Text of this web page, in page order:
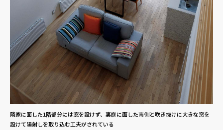
隣家に面した1階部分には窓を設けず、裏庭に面した南側と吹き抜けに大きな窓を
設けて陽射しを取り込む工夫がされている